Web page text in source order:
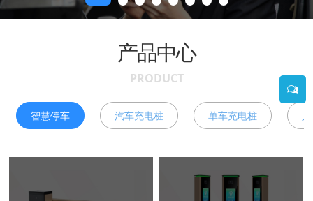
产品中心
PRODUCT
智慧停车 汽车充电桩 单车充电桩